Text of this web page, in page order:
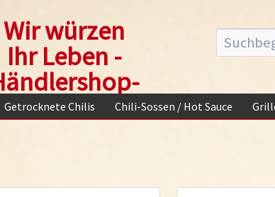
Wir würzen
Ihr Leben -
Getrocknete Chilis Chili-Sossen / Hot Sauce